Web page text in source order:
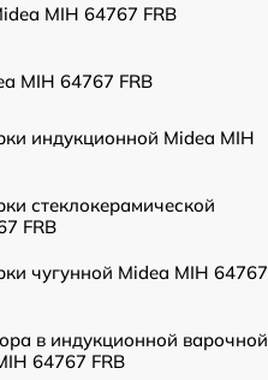
MIH 64767 FRB
MIH 64767 FRB
индукционной Midea MIH
стеклокерамической
FRB
чугунной Midea MIH 64767
в индукционной варочной
64767 FRB